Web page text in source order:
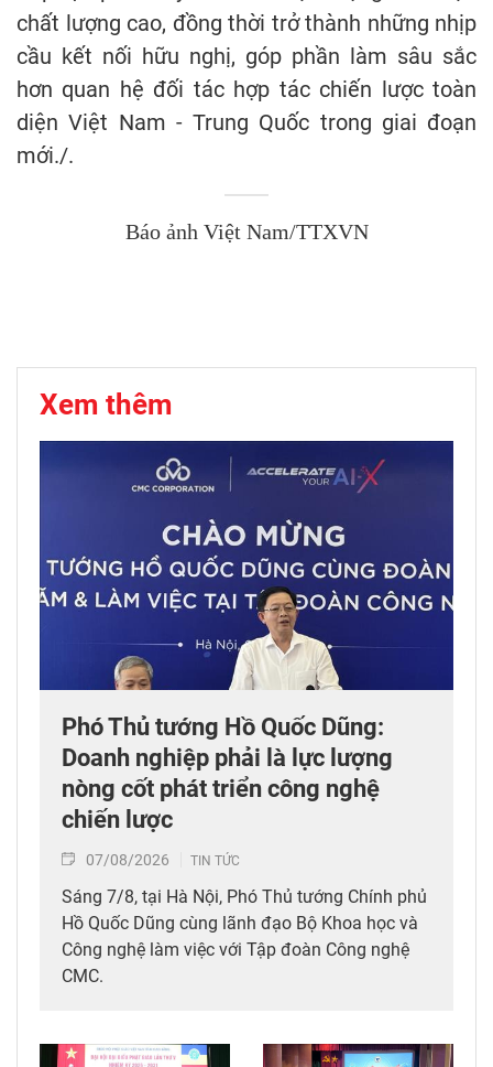
chất lượng cao, đồng thời trở thành những nhịp
cầu kết nối hữu nghị, góp phần làm sâu sắc
hơn quan hệ đối tác hợp tác chiến lược toàn
diện Việt Nam - Trung Quốc trong giai đoạn
mới./.
Báo ảnh Việt Nam/TTXVN
Xem thêm
Phó Thủ tướng Hồ Quốc Dũng:
Doanh nghiệp phải là lực lượng
nòng cốt phát triển công nghệ
chiến lược
07/08/2026 TIN TỨC
Sáng 7/8, tại Hà Nội, Phó Thủ tướng Chính phủ
Hồ Quốc Dũng cùng lãnh đạo Bộ Khoa học và
Công nghệ làm việc với Tập đoàn Công nghệ
CMC.